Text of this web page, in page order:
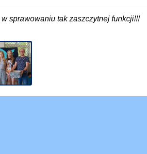
sprawowaniu tak zaszczytnej funkcji!!!